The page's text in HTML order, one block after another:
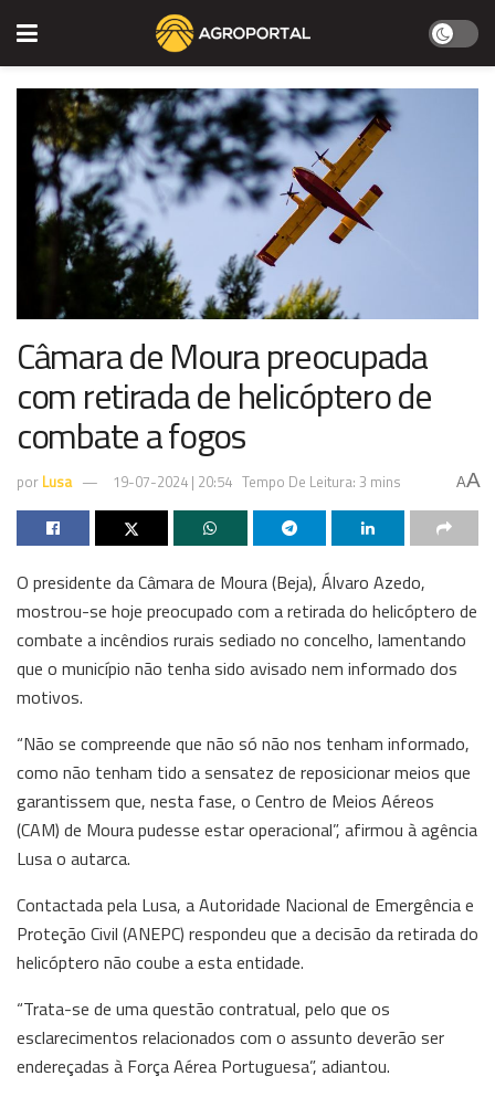
Câmara de Moura preocupada
com retirada de helicóptero de
combate a fogos
por Lusa 19-07-2024 | 20:54 Tempo De Leitura: 3 mins AA
O presidente da Câmara de Moura (Beja), Álvaro Azedo,
mostrou-se hoje preocupado com a retirada do helicóptero de
combate a incêndios rurais sediado no concelho, lamentando
que o município não tenha sido avisado nem informado dos
motivos.
“Não se compreende que não só não nos tenham informado,
como não tenham tido a sensatez de reposicionar meios que
garantissem que, nesta fase, o Centro de Meios Aéreos
(CAM) de Moura pudesse estar operacional”, afirmou à agência
Lusa o autarca.
Contactada pela Lusa, a Autoridade Nacional de Emergência e
Proteção Civil (ANEPC) respondeu que a decisão da retirada do
helicóptero não coube a esta entidade.
“Trata-se de uma questão contratual, pelo que os
esclarecimentos relacionados com o assunto deverão ser
endereçadas à Força Aérea Portuguesa”, adiantou.